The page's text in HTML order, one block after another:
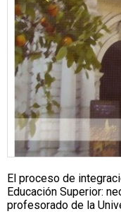
El proceso de
Educación Superior:
profesorado de la